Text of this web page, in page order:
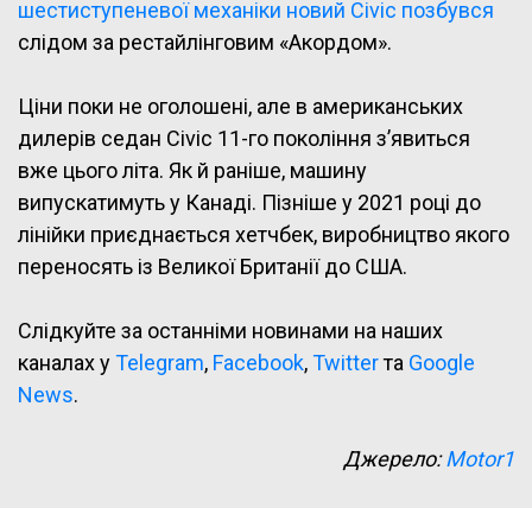
шестиступеневої механіки новий Civic позбувся
слідом за рестайлінговим «Акордом».
Ціни поки не оголошені, але в американських
дилерів седан Civic 11-го покоління з’явиться
вже цього літа. Як й раніше, машину
випускатимуть у Канаді. Пізніше у 2021 році до
лінійки приєднається хетчбек, виробництво якого
переносять із Великої Британії до США.
Слідкуйте за останніми новинами на наших
каналах уTelegram, Facebook,Twitterта Google
News.
Джерело:Motor1